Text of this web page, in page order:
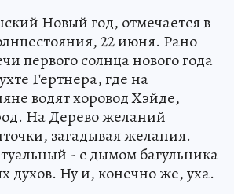
Новый год, отмечается в
22 июня. Рано
первого солнца нового года
Гертнера, где на
водят хоровод Хэйде,
На Дерево желаний
загадывая желания.
- с дымом багульника
духов. Ну и, конечно же, уха.